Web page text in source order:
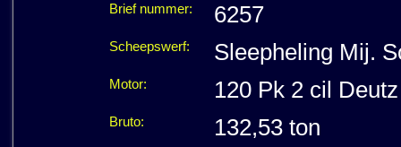
Brief nummer: 6257
Scheepswerf: Sleepheling Mij.
Motor: 120 Pk 2 cil Deutz
Bruto: 132,53 ton